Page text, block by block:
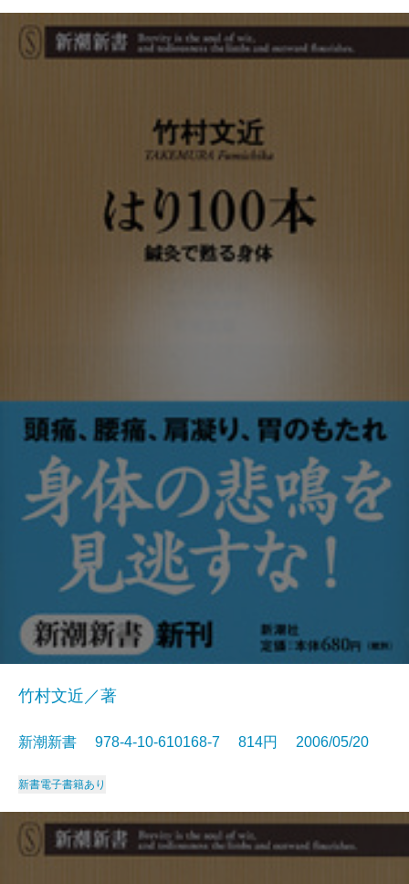
竹村文近／著
新潮新書 978-4-10-610168-7 814円 2006/05/20
新書電子書籍あり